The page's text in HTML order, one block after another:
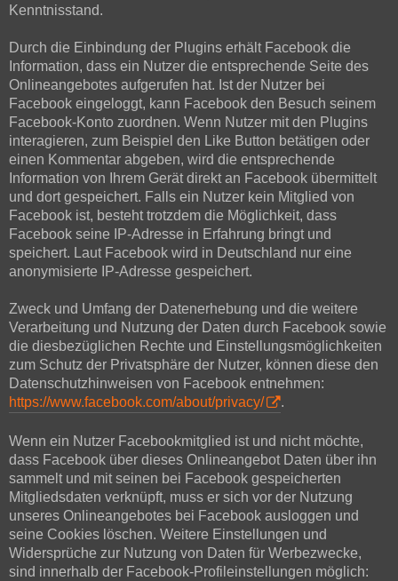
Kenntnisstand.
Durch die Einbindung der Plugins erhält Facebook die
Information, dass ein Nutzer die entsprechende Seite des
Onlineangebotes aufgerufen hat. Ist der Nutzer bei
Facebook eingeloggt, kann Facebook den Besuch seinem
Facebook-Konto zuordnen. Wenn Nutzer mit den Plugins
interagieren, zum Beispiel den Like Button betätigen oder
einen Kommentar abgeben, wird die entsprechende
Information von Ihrem Gerät direkt an Facebook übermittelt
und dort gespeichert. Falls ein Nutzer kein Mitglied von
Facebook ist, besteht trotzdem die Möglichkeit, dass
Facebook seine IP-Adresse in Erfahrung bringt und
speichert. Laut Facebook wird in Deutschland nur eine
anonymisierte IP-Adresse gespeichert.
Zweck und Umfang der Datenerhebung und die weitere
Verarbeitung und Nutzung der Daten durch Facebook sowie
die diesbezüglichen Rechte und Einstellungsmöglichkeiten
zum Schutz der Privatsphäre der Nutzer, können diese den
Datenschutzhinweisen von Facebook entnehmen:
https://www.facebook.com/about/privacy/
.
Wenn ein Nutzer Facebookmitglied ist und nicht möchte,
dass Facebook über dieses Onlineangebot Daten über ihn
sammelt und mit seinen bei Facebook gespeicherten
Mitgliedsdaten verknüpft, muss er sich vor der Nutzung
unseres Onlineangebotes bei Facebook ausloggen und
seine Cookies löschen. Weitere Einstellungen und
Widersprüche zur Nutzung von Daten für Werbezwecke,
sind innerhalb der Facebook-Profileinstellungen möglich: